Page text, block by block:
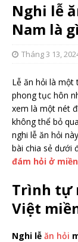
Nghi lễ
Nam là
Tháng 3 13,
Lễ ăn hỏi là
phong tục hôn
xem là một nét
không thể bỏ
nghi lễ ăn hỏi
bài chia sẻ dưới
đám hỏi ở
Trình tự
Việt
Nghi lễ ăn hỏi